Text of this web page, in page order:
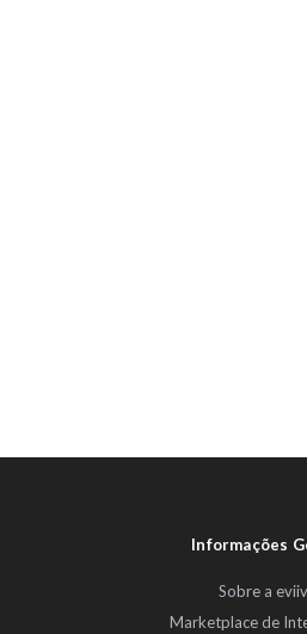
Informações
Sobre a
Marketplace de